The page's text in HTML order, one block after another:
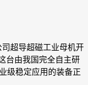
超导超磁工业母机开
台由我国完全自主研
级稳定应用的装备正